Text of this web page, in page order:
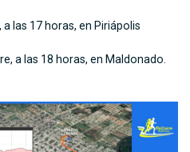
las 17 horas, en Piriápolis
a las 18 horas, en Maldonado.